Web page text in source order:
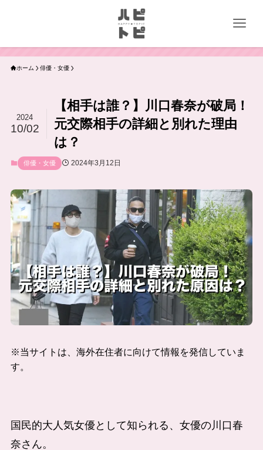
ホーム 俳優・女優
【相手は誰？】川口春奈が破局！
元交際相手の詳細と別れた理由
は？
2024
10/02
俳優・女優 2024年3月12日
※当サイトは、海外在住者に向けて情報を発信していま
す。
国民的大人気女優として知られる、女優の川口春
奈さん。